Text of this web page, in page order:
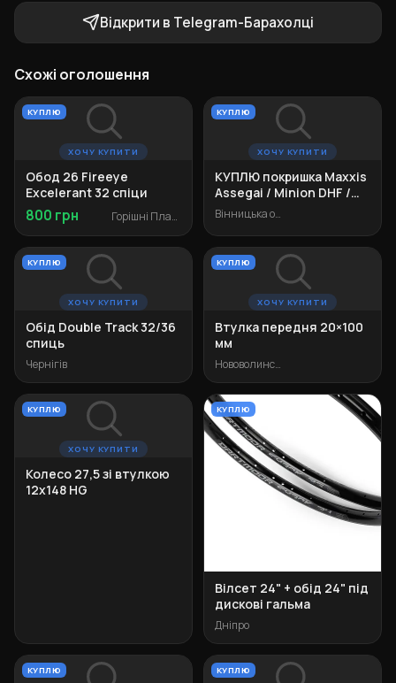
Відкрити в Telegram-Барахолці
Схожі оголошення
ХОЧУ КУПИТИ
КУПЛЮ
Обод 26 Fireeye
Excelerant 32 спіци
800 грн Горішні Плавні
ХОЧУ КУПИТИ
КУПЛЮ
КУПЛЮ покришка Maxxis
Assegai / Minion DHF /
Minion DHR II 26"
Вінницька область
ХОЧУ КУПИТИ
КУПЛЮ
Обід Double Track 32/36
спиць
Чернігів
ХОЧУ КУПИТИ
КУПЛЮ
Втулка передня 20×100
мм
Нововолинськ
ХОЧУ КУПИТИ
КУПЛЮ
Колесо 27,5 зі втулкою
12х148 HG
КУПЛЮ
Вілсет 24" + обід 24" під
дискові гальма
Дніпро
КУПЛЮ КУПЛЮ